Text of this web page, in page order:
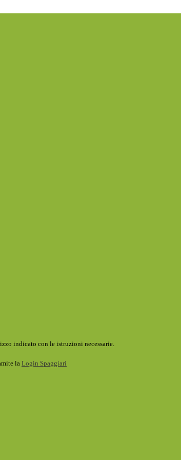
indicato con le istruzioni necessarie.
la Login Spaggiari